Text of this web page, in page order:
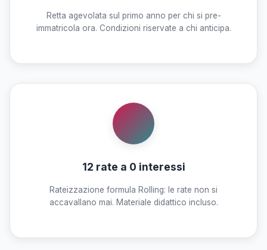
Retta agevolata sul primo anno per chi si pre-
immatricola ora. Condizioni riservate a chi anticipa.
12 rate a 0 interessi
Rateizzazione formula Rolling: le rate non si
accavallano mai. Materiale didattico incluso.